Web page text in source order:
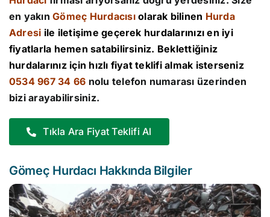
en yakınGömeç Hurdacısı olarak bilinen Hurda
Adresi ile iletişime geçerek hurdalarınızı en iyi
fiyatlarla hemen satabilirsiniz. Beklettiğiniz
hurdalarınız için hızlı fiyat teklifi almak isterseniz
0534 967 34 66 nolu telefon numarası üzerinden
bizi arayabilirsiniz.
Tıkla Ara Fiyat Teklifi Al
Gömeç Hurdacı Hakkında Bilgiler